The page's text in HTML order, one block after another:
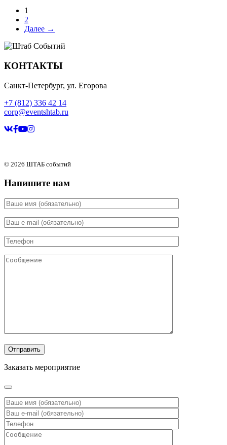
1
2
Далее →
КОНТАКТЫ
Санкт-Петербург, ул. Егорова
+7 (812) 336 42 14
corp@eventshtab.ru
© 2026 ШТАБ событий
Напишите нам
Заказать мероприятие